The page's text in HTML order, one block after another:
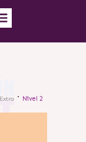
Nivel 2